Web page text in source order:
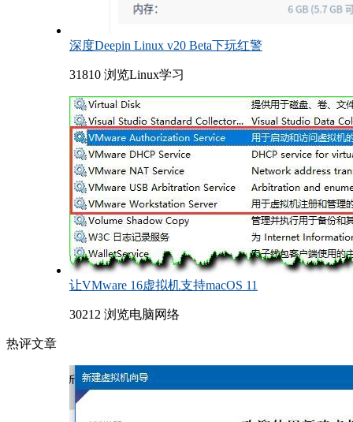
深度Deepin Linux v20 Beta下玩红警
31810 浏览Linux学习
让VMware 16虚拟机支持macOS 11
30212 浏览电脑网络
热评文章